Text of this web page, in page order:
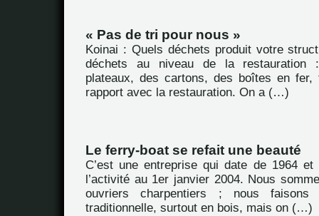
« Pas de tri pour nous »
Koinai : Quels déchets produit votre
déchets au niveau de la
plateaux, des cartons, des boîtes en
rapport avec la restauration. On a (…)
Le ferry-boat se refait une beauté
C’est une entreprise qui date de 1964
l’activité au 1er janvier 2004. Nous
ouvriers charpentiers ; nous
traditionnelle, surtout en bois, mais on (…)